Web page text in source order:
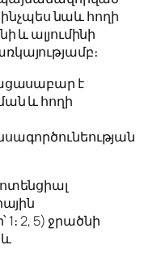
ինչպես նաև հողի
և ալյումինի
է
և հողի
1։ 2, 5) ջրածնի
և